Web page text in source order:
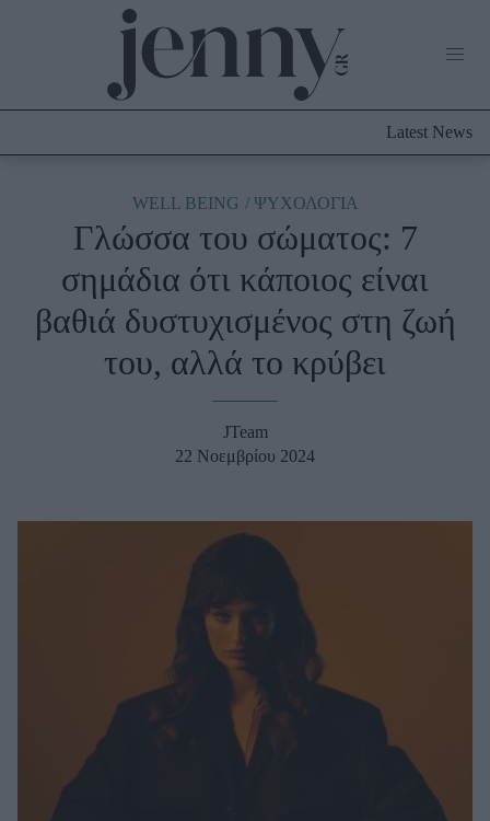
Culture
Fashion
Shopping
Styling Tips
Fashion News
Woman Power
Latest News
WELL BEING ΨΥΧΟΛΟΓΙΑ
Γλώσσα του σώματος: 7
σημάδια ότι κάποιος είναι
βαθιά δυστυχισμένος στη ζωή
του, αλλά το κρύβει
JTeam
22 Νοεμβρίου 2024